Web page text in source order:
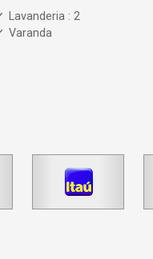
Lavanderia : 2
Varanda